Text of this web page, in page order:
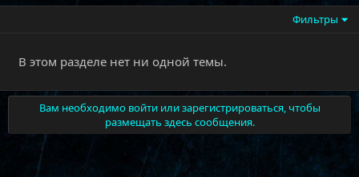
Фильтры
В этом разделе нет ни одной темы.
Вам необходимо войти или зарегистрироваться, чтобы
размещать здесь сообщения.